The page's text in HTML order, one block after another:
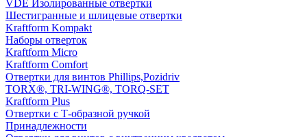
VDE Изолированные отвертки
Шестигранные и шлицевые отвертки
Kraftform Kompakt
Наборы отверток
Kraftform Micro
Kraftform Comfort
Отвертки для винтов Phillips,Pozidriv
TORX®, TRI-WING®, TORQ-SET
Kraftform Plus
Отвертки с Т-образной ручкой
Принадлежности